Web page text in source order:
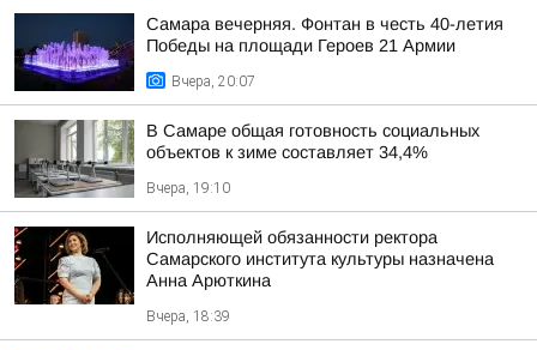
Самара вечерняя. Фонтан в честь 40-летия
Победы на площади Героев 21 Армии
Вчера, 20:07
В Самаре общая готовность социальных
объектов к зиме составляет 34,4%
Вчера, 19:10
Исполняющей обязанности ректора
Самарского института культуры назначена
Анна Арюткина
Вчера, 18:39